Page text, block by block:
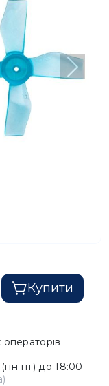
Купити
пт) до 18:00